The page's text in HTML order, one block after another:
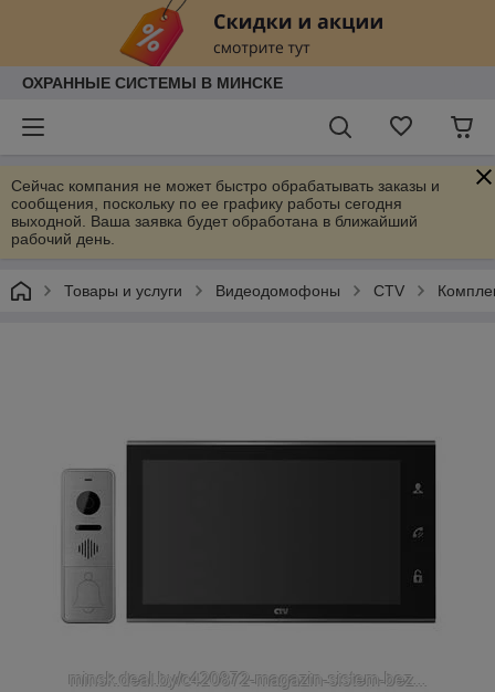
ОХРАННЫЕ СИСТЕМЫ В МИНСКЕ
Сейчас компания не может быстро обрабатывать заказы и
сообщения, поскольку по ее графику работы сегодня
выходной. Ваша заявка будет обработана в ближайший
рабочий день.
Товары и услуги Видеодомофоны CTV